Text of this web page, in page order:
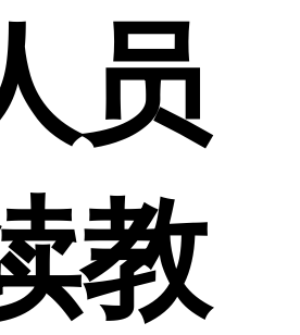
员
教